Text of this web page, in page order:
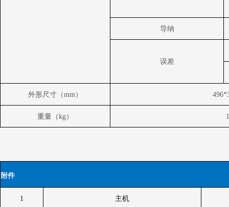
导纳
误差
外形尺寸（mm ）
重量（kg）
附件
1 主机